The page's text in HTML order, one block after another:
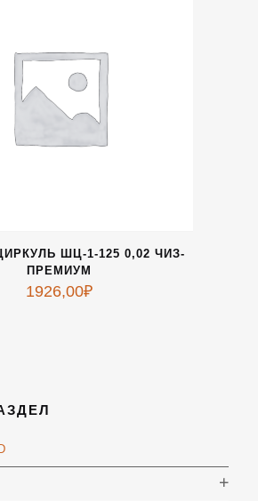
ШЦ-1-125 0,02 ЧИЗ-
ПРЕМИУМ
1926,00₽